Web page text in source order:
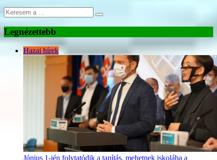
Legnézettebb
Hazai hírek
Június 1-jén folytatódik a tanítás, mehetnek iskolába a